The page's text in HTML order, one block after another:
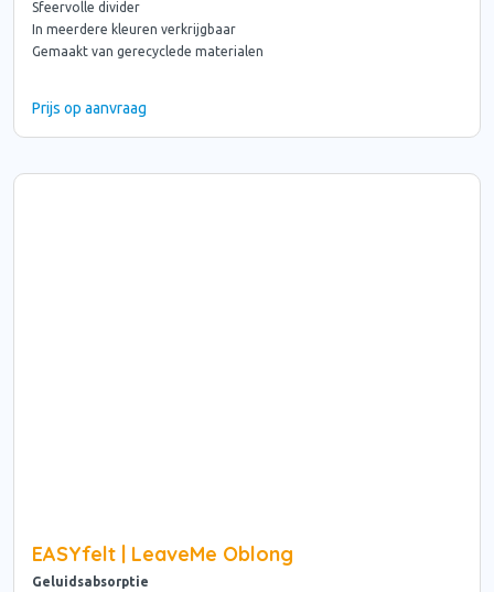
Sfeervolle divider
In meerdere kleuren verkrijgbaar
Gemaakt van gerecyclede materialen
Prijs op aanvraag
EASYfelt | LeaveMe Oblong
Geluidsabsorptie